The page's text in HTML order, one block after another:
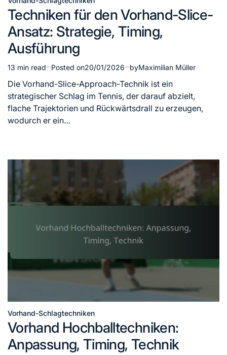
Posted
Techniken für den Vorhand-Slice-
Ansatz: Strategie, Timing,
Ausführung
Estimated
read
time
13 min read Posted on20/01/2026 byMaximilian Müller
Die Vorhand-Slice-Approach-Technik ist ein
strategischer Schlag im Tennis, der darauf abzielt,
flache Trajektorien und Rückwärtsdrall zu erzeugen,
wodurch er ein…
Posted
in
Vorhand-Schlagtechniken
Vorhand Hochballtechniken:
Anpassung, Timing, Technik